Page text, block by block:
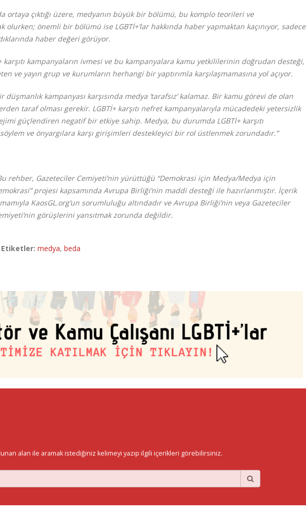
ortaya çıktığı üzere, medyanın büyük bir bölümü, bu komplo teorileri ve
olurken; önemli bir bölümü ise LGBTİ+’lar hakkında haber yapmaktan kaçınıyor, sadece
haber değeri görüyor.
karşıtı kampanyaların ivmesi ve bu kampanyalara kamu yetkililerinin doğrudan desteği,
ve yayın grup ve kurumların herhangi bir yaptırımla karşılaşmamasına yol açıyor.
kampanyası karşısında medya ‘tarafsız’ kalamaz. Bir kamu görevi de olan
taraf olması gerekir. LGBTİ+ karşıtı nefret kampanyalarıyla mücadedeki yetersizlik
güçlendiren negatif bir etkiye sahip. Medya, bu durumda LGBTİ+ karşıtı
ve önyargılara karşı girişimleri destekleyici bir rol üstlenmek zorundadır.”
rehber, Gazeteciler Cemiyeti’nin yürüttüğü “Demokrasi için Medya/Medya için
projesi kapsamında Avrupa Birliği’nin maddi desteği ile hazırlanmıştır. İçerik
KaosGL.org’un sorumluluğu altındadır ve Avrupa Birliği’nin veya Gazeteciler
görüşlerini yansıtmak zorunda değildir.
medya, beda
alan ile aramak istediğiniz kelimeyi yazıp ilgili içerikleri görebilirsiniz.